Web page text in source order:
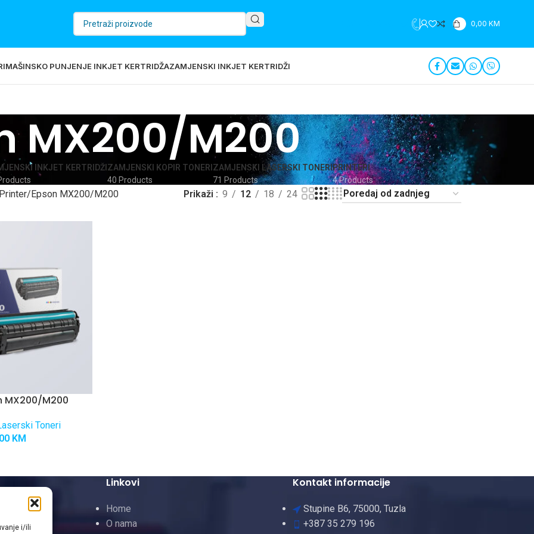
i/ili
0,00 KM
MAŠINSKO PUNJENJE INKJET KERTRIDŽAZAMJENSKI INKJET KERTRIDŽI
MX200/M200
INKJET KERTRIDŽI ZAMJENSKI KOPIR TONERI
40 Products
ZAMJENSKI LASERSKI TONERI
71 Products
PRINTERI
4 Products
Epson MX200/M200 Prikaži 9 12 18 24
MX200/M200
Toneri
KM
Toneri
Linkovi
Home
O nama
Kontakt informacije
Stupine B6, 75000, Tuzla
+387 35 279 196